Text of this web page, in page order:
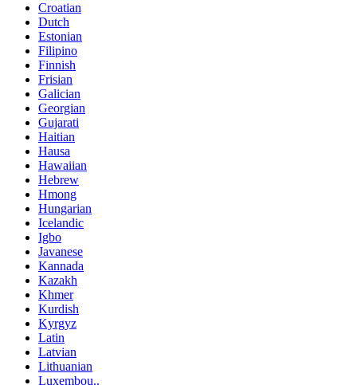
Croatian
Dutch
Estonian
Filipino
Finnish
Frisian
Galician
Georgian
Gujarati
Haitian
Hausa
Hawaiian
Hebrew
Hmong
Hungarian
Icelandic
Igbo
Javanese
Kannada
Kazakh
Khmer
Kurdish
Kyrgyz
Latin
Latvian
Lithuanian
Luxembou..